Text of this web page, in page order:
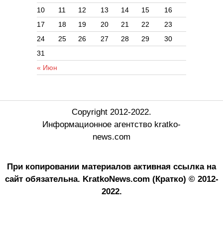
« Июн
10
11 12 13 14 15
16
17
18 19 20 21 22
23
24
25 26 27 28 29
30
31
Copyright 2012-2022.
Информационное агентство kratko-
news.com
При копировании материалов активная ссылка на
сайт обязательна. KratkoNews.com (Кратко) © 2012-
2022.